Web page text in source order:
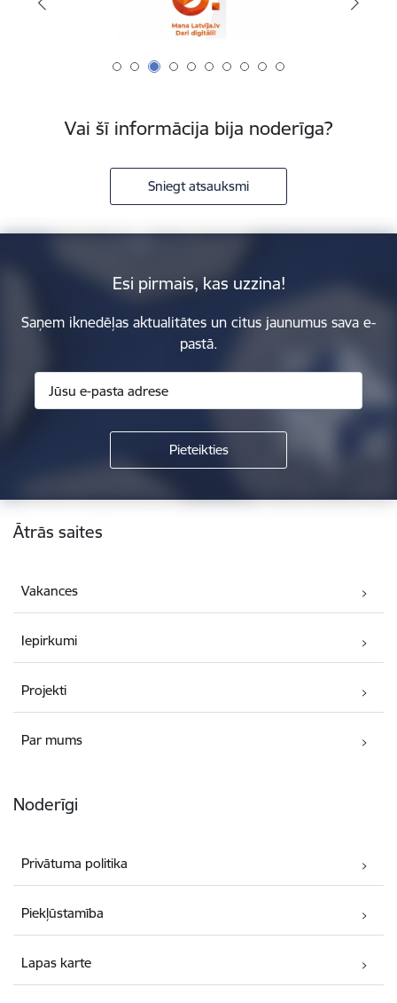
Vai šī informācija bija noderīga?
Sniegt atsauksmi
Esi pirmais, kas uzzina!
Saņem iknedēļas aktualitātes un citus jaunumus sava e-
pastā.
Kājene
Ātrās saites
Vakances
Iepirkumi
Projekti
Par mums
Noderīgi
Privātuma politika
Piekļūstamība
Lapas karte